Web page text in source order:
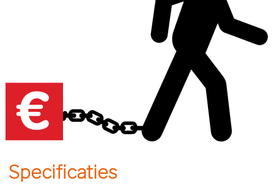
Specificaties